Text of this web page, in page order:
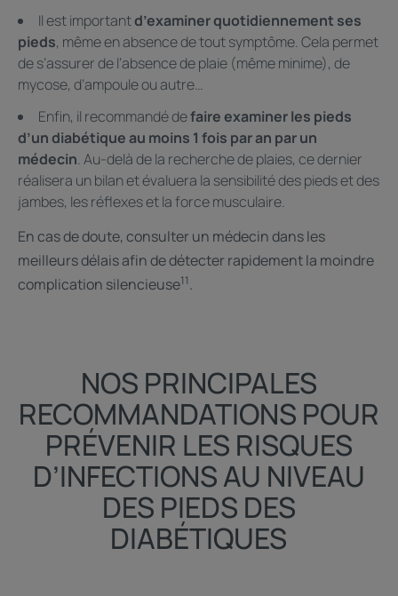
Il est importantd’examiner quotidiennement ses
pieds, même en absence de tout symptôme. Cela permet
de s’assurer de l’absence de plaie (même minime), de
mycose, d’ampoule ou autre…
Enfin, il recommandé defaire examiner les pieds
d’un diabétique au moins 1 fois par an par un
médecin. Au-delà de la recherche de plaies, ce dernier
réalisera un bilan et évaluera la sensibilité des pieds et des
jambes, les réflexes et la force musculaire.
En cas de doute, consulter un médecin dans les
meilleurs délais afin de détecter rapidement la moindre
complication silencieuse11.
NOS PRINCIPALES
RECOMMANDATIONS POUR
PRÉVENIR LES RISQUES
D’INFECTIONS AU NIVEAU
DES PIEDS DES
DIABÉTIQUES